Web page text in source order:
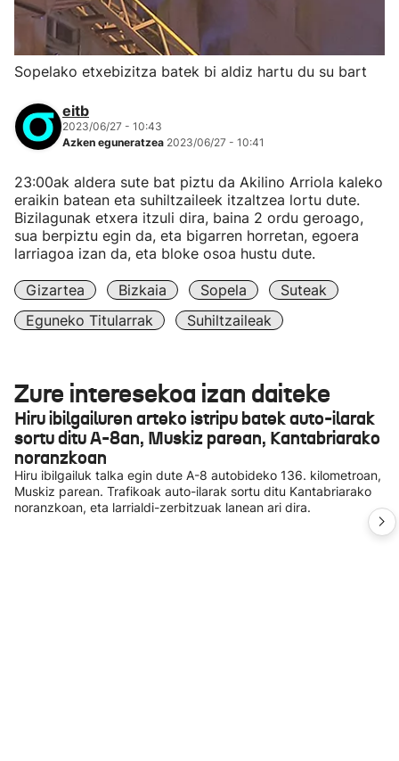
Sopelako etxebizitza batek bi aldiz hartu du su bart
eitb
2023/06/27 - 10:43
Azken eguneratzea 2023/06/27 - 10:41
23:00ak aldera sute bat piztu da Akilino Arriola kaleko
eraikin batean eta suhiltzaileek itzaltzea lortu dute.
Bizilagunak etxera itzuli dira, baina 2 ordu geroago,
sua berpiztu egin da, eta bigarren horretan, egoera
larriagoa izan da, eta bloke osoa hustu dute.
Gizartea Bizkaia Sopela
Suteak
Eguneko Titularrak
Suhiltzaileak
Zure interesekoa izan daiteke
Hiru ibilgailuren arteko istripu batek auto-ilarak
sortu ditu A-8an, Muskiz parean, Kantabriarako
noranzkoan
Hiru ibilgailuk talka egin dute A-8 autobideko 136. kilometroan,
Muskiz parean. Trafikoak auto-ilarak sortu ditu Kantabriarako
noranzkoan, eta larrialdi-zerbitzuak lanean ari dira.